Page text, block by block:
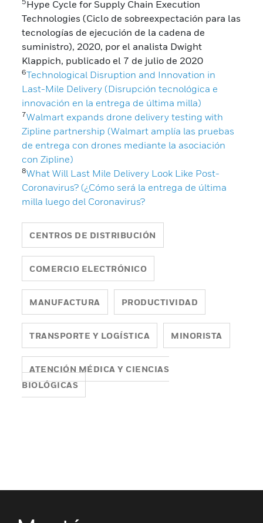
Hype Cycle for Supply Chain Execution
Technologies (Ciclo de sobreexpectación para las
tecnologías de ejecución de la cadena de
suministro), 2020, por el analista Dwight
Klappich, publicado el 7 de julio de 2020
6Technological Disruption and Innovation in
Last-Mile Delivery (Disrupción tecnológica e
innovación en la entrega de última milla)
7Walmart expands drone delivery testing with
Zipline partnership (Walmart amplía las pruebas
de entrega con drones mediante la asociación
con Zipline)
8What Will Last Mile Delivery Look Like Post-
Coronavirus? (¿Cómo será la entrega de última
milla luego del Coronavirus?
CENTROS DE DISTRIBUCIÓN
COMERCIO ELECTRÓNICO
MANUFACTURA PRODUCTIVIDAD
TRANSPORTE Y LOGÍSTICA MINORISTA
ATENCIÓN MÉDICA Y CIENCIAS
BIOLÓGICAS